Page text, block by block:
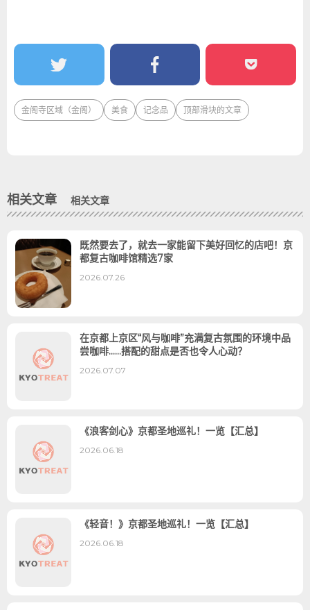
金阁寺区域（金阁） 美食 记念品 顶部滑块的文章
相关文章 相关文章
既然要去了，就去一家能留下美好回忆的店吧！京
都复古咖啡馆精选7家
2026.07.26
在京都上京区“风与咖啡”充满复古氛围的环境中品
尝咖啡……搭配的甜点是否也令人心动？
2026.07.07
《浪客剑心》京都圣地巡礼！一览【汇总】
2026.06.18
《轻音！》京都圣地巡礼！一览【汇总】
2026.06.18